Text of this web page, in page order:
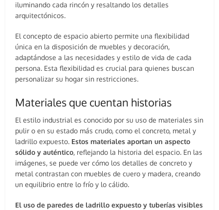
iluminando cada rincón y resaltando los detalles
arquitectónicos.
El concepto de espacio abierto permite una flexibilidad
única en la disposición de muebles y decoración,
adaptándose a las necesidades y estilo de vida de cada
persona. Esta flexibilidad es crucial para quienes buscan
personalizar su hogar sin restricciones.
Materiales que cuentan historias
El estilo industrial es conocido por su uso de materiales sin
pulir o en su estado más crudo, como el concreto, metal y
ladrillo expuesto. Estos materiales aportan un aspecto
sólido y auténtico, reflejando la historia del espacio. En las
imágenes, se puede ver cómo los detalles de concreto y
metal contrastan con muebles de cuero y madera, creando
un equilibrio entre lo frío y lo cálido.
El uso de paredes de ladrillo expuesto y tuberías visibles